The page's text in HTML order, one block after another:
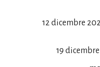
12 dicembre
19